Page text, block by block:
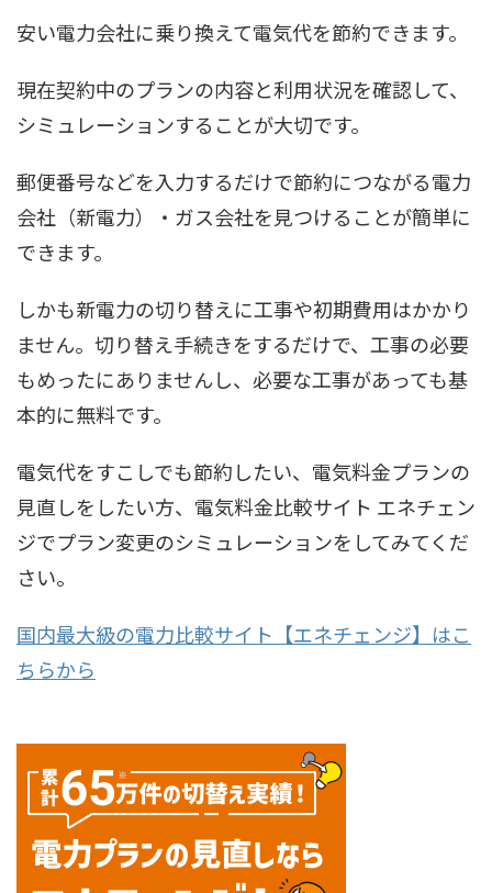
安い電力会社に乗り換えて電気代を節約できます。
現在契約中のプランの内容と利用状況を確認して、
シミュレーションすることが大切です。
郵便番号などを入力するだけで節約につながる電力
会社（新電力）・ガス会社を見つけることが簡単に
できます。
しかも新電力の切り替えに工事や初期費用はかかり
ません。切り替え手続きをするだけで、工事の必要
もめったにありませんし、必要な工事があっても基
本的に無料です。
電気代をすこしでも節約したい、電気料金プランの
見直しをしたい方、電気料金比較サイト エネチェン
ジでプラン変更のシミュレーションをしてみてくだ
さい。
国内最大級の電力比較サイト【エネチェンジ】はこ
ちらから